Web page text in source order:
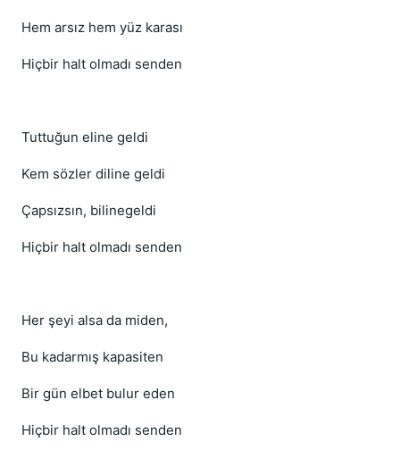
Hem arsız hem yüz karası
Hiçbir halt olmadı senden
Tuttuğun eline geldi
Kem sözler diline geldi
Çapsızsın, bilinegeldi
Hiçbir halt olmadı senden
Her şeyi alsa da miden,
Bu kadarmış kapasiten
Bir gün elbet bulur eden
Hiçbir halt olmadı senden